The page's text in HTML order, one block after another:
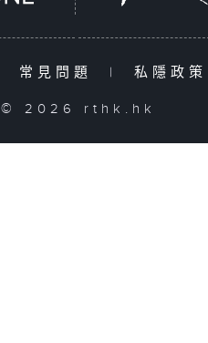
常見問題 | 私隱政策
© 2026 rthk.hk